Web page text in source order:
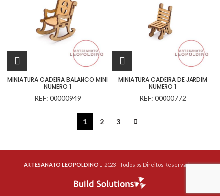
MINIATURA CADEIRA BALANCO MINI
NUMERO 1
REF: 00000949
MINIATURA CADEIRA DE JARDIM
NUMERO 1
REF: 00000772
1 2 3
ARTESANATO LEOPOLDINO 2023 - Todos os Direitos Reservados.